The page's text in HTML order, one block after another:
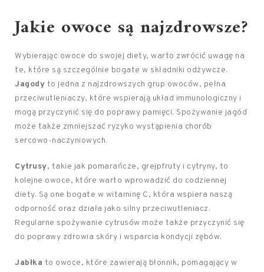
Jakie owoce są najzdrowsze?
Wybierając owoce do swojej diety, warto zwrócić uwagę na
te, które są szczególnie bogate w składniki odżywcze.
Jagody to jedna z najzdrowszych grup owoców, pełna
przeciwutleniaczy, które wspierają układ immunologiczny i
mogą przyczynić się do poprawy pamięci. Spożywanie jagód
może także zmniejszać ryzyko wystąpienia chorób
sercowo-naczyniowych.
Cytrusy, takie jak pomarańcze, grejpfruty i cytryny, to
kolejne owoce, które warto wprowadzić do codziennej
diety. Są one bogate w witaminę C, która wspiera naszą
odporność oraz działa jako silny przeciwutleniacz.
Regularne spożywanie cytrusów może także przyczynić się
do poprawy zdrowia skóry i wsparcia kondycji zębów.
Jabłka to owoce, które zawierają błonnik, pomagający w